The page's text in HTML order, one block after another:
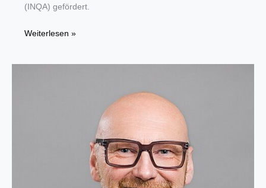
(INQA) gefördert.
Einführung
Assistenzsysteme
Weiterlesen »